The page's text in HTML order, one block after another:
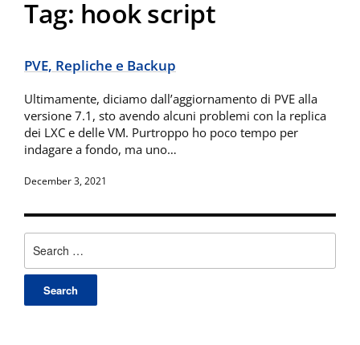
for:
Tag: hook script
PVE, Repliche e Backup
Ultimamente, diciamo dall’aggiornamento di PVE alla
versione 7.1, sto avendo alcuni problemi con la replica
dei LXC e delle VM. Purtroppo ho poco tempo per
indagare a fondo, ma uno…
December 3, 2021